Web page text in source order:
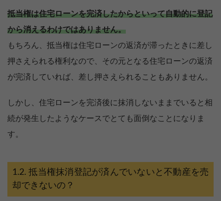
抵当権は住宅ローンを完済したからといって自動的に登記
から消えるわけではありません。
もちろん、抵当権は住宅ローンの返済が滞ったときに差し
押さえられる権利なので、その元となる住宅ローンの返済
が完済していれば、差し押さえられることもありません。
しかし、住宅ローンを完済後に抹消しないままでいると相
続が発生したようなケースでとても面倒なことになりま
す。
抵当権抹消登記が済んでいないと不動産を売
却できないの？